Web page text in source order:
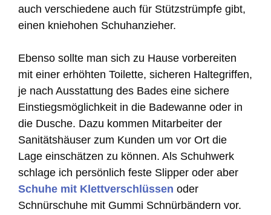
auch verschiedene auch für Stützstrümpfe gibt,
einen kniehohen Schuhanzieher.
Ebenso sollte man sich zu Hause vorbereiten
mit einer erhöhten Toilette, sicheren Haltegriffen,
je nach Ausstattung des Bades eine sichere
Einstiegsmöglichkeit in die Badewanne oder in
die Dusche. Dazu kommen Mitarbeiter der
Sanitätshäuser zum Kunden um vor Ort die
Lage einschätzen zu können. Als Schuhwerk
schlage ich persönlich feste Slipper oder aber
Schuhe mit Klettverschlüssen oder
Schnürschuhe mit Gummi Schnürbändern vor.